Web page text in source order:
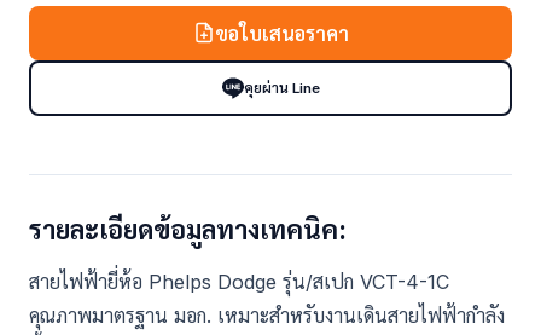
ขอใบเสนอราคา
คุยผ่าน Line
รายละเอียดข้อมูลทางเทคนิค:
สายไฟฟ้ายี่ห้อ Phelps Dodge รุ่น/สเปก VCT-4-1C
คุณภาพมาตรฐาน มอก. เหมาะสำหรับงานเดินสายไฟฟ้ากำลัง